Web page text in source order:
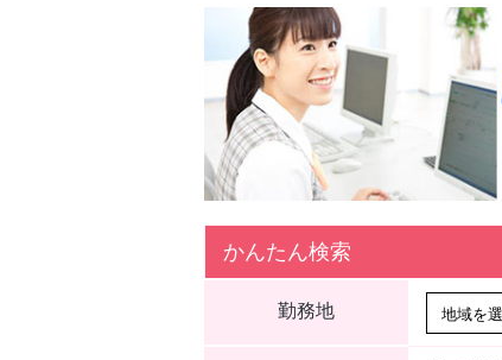
かんたん検索
勤務地